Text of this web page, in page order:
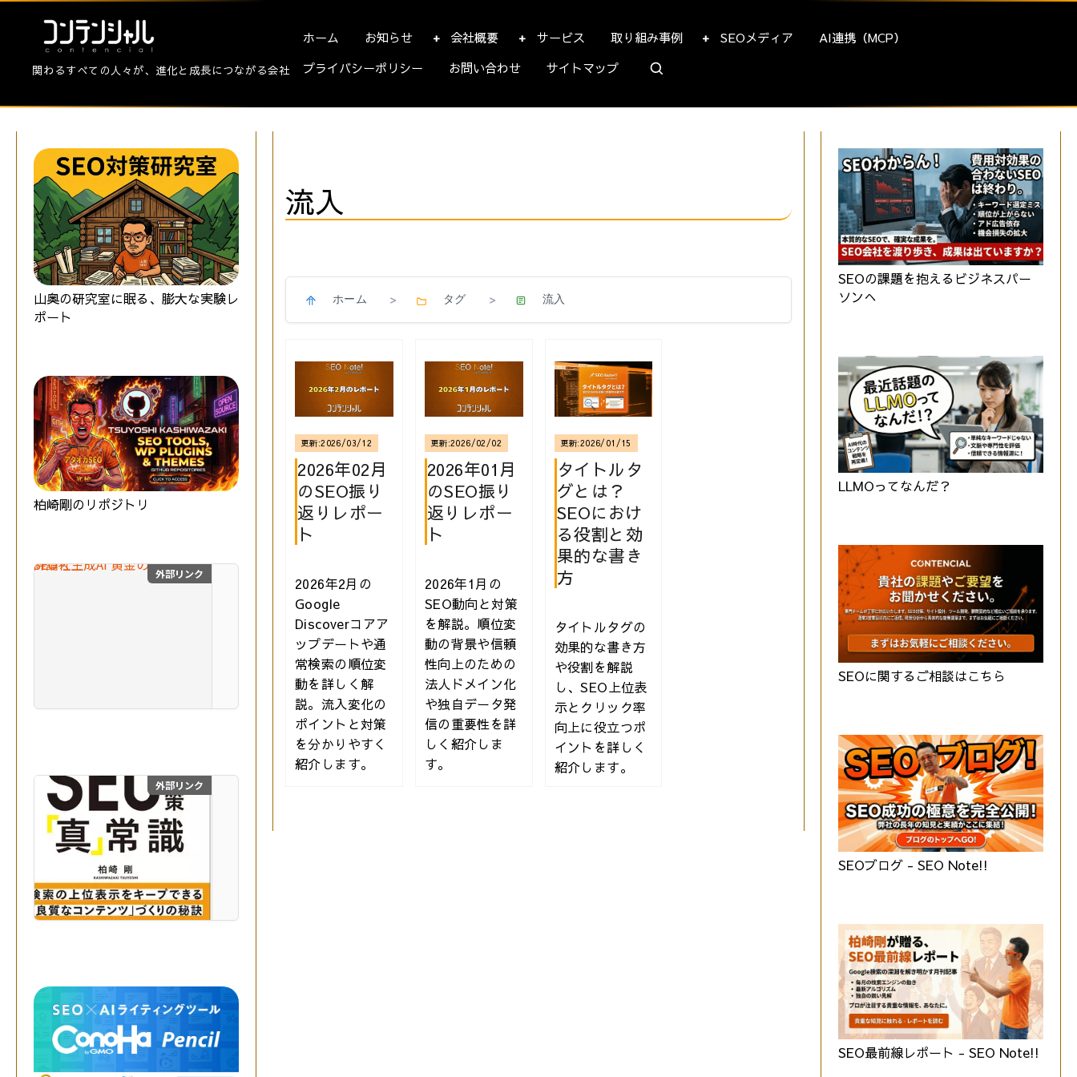
関わるすべての人々が、進化と成長につながる会社
ホーム お知らせ 会社概要 サービス 取り組み事例 SEOメディア
AI連携（MCP）
プライバシーポリシー
お問い合わせ サイトマップ
SEOの課題を抱えるビジネスパー
ソンへ
LLMOってなんだ？
SEOに関するご相談はこちら
SEOブログ - SEO Note!!
SEO最前線レポート - SEO Note!!
流入
ホーム > タグ > 流入
2026年02月
のSEO振り
返りレポー
ト
更新:2026/03/12
2026年2月の
Google
Discoverコアア
ップデートや通
常検索の順位変
動を詳しく解
説。流入変化の
ポイントと対策
を分かりやすく
紹介します。
2026年01月
のSEO振り
返りレポー
ト
更新:2026/02/02
2026年1月の
SEO動向と対策
を解説。順位変
動の背景や信頼
性向上のための
法人ドメイン化
や独自データ発
信の重要性を詳
しく紹介しま
す。
タイトルタ
グとは？
SEOにおけ
る役割と効
果的な書き
方
更新:2026/01/15
タイトルタグの
効果的な書き方
や役割を解説
し、SEO上位表
示とクリック率
向上に役立つポ
イントを詳しく
紹介します。
山奥の研究室に眠る、膨大な実験レ
ポート
柏崎剛のリポジトリ
SEO×生成AI 黄金の教本 | 技術評論社
と
実
突
外部リンク
外部リンク